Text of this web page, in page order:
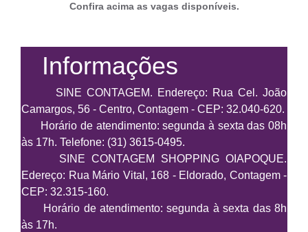
Confira acima as vagas disponíveis.
Informações
SINE CONTAGEM. Endereço: Rua Cel. João
Camargos, 56 - Centro, Contagem - CEP: 32.040-620.
Horário de atendimento: segunda à sexta das08h
às 17h. Telefone: (31) 3615-0495.
SINE CONTAGEM SHOPPING OIAPOQUE.
Edereço: Rua Mário Vital, 168 - Eldorado, Contagem -
CEP: 32.315-160.
Horário de atendimento: segunda à sexta das8h
às 17h.